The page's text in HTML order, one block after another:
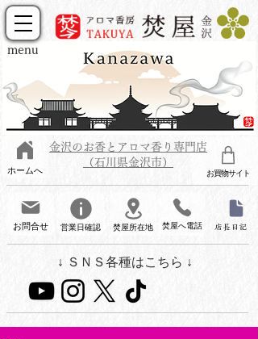
menu
ホームへ
焚屋所在地
営業日確認
お問合せ 焚屋へ電話
お買物サイト
↓ ＳＮＳ各種はこちら ↓
金沢のお香とアロマ香り専門店
（石川県金沢市）
店長日記